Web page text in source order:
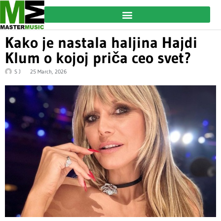
Kako je nastala haljina Hajdi
Klum o kojoj priča ceo svet?
S J 25 March, 2026